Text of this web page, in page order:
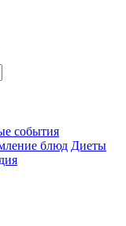
события
блюд Диеты